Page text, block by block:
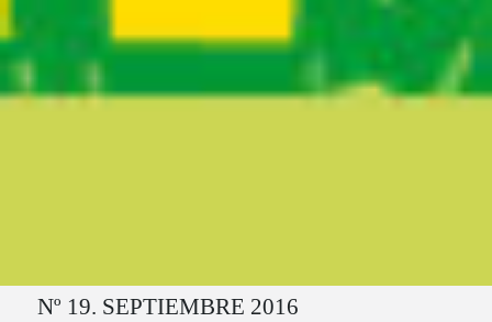
Ruta del sitio
Nº 19. SEPTIEMBRE 2016